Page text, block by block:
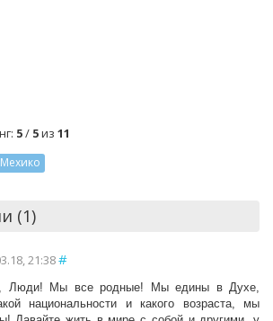
5/ 5из 11
Мехико
(1)
21:38#
Люди! Мы все родные! Мы едины в Духе,
национальности и какого возраста, мы